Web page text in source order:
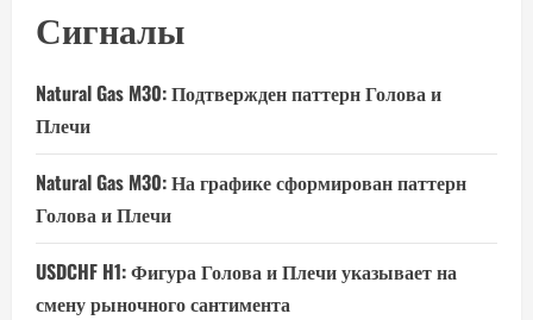
Сигналы
Natural Gas M30: Подтвержден паттерн Голова и
Плечи
Natural Gas M30: На графике сформирован паттерн
Голова и Плечи
USDCHF H1: Фигура Голова и Плечи указывает на
смену рыночного сантимента